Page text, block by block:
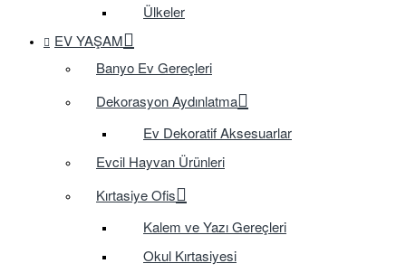
Ülkeler
EV YAŞAM
Banyo Ev Gereçleri
Dekorasyon Aydınlatma
Ev Dekoratif Aksesuarlar
Evcil Hayvan Ürünleri
Kırtasiye Ofis
Kalem ve Yazı Gereçleri
Okul Kırtasiyesi